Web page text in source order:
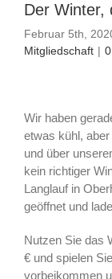
Der Winter,
Februar 5th,
Mitgliedschaft |
Wir haben
etwas kühl,
und über
kein richtiger
Langlauf in
geöffnet und
Nutzen Sie das
€ und spielen
vorbeikommen